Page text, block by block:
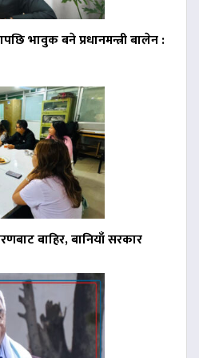
भावुक बने प्रधानमन्त्री बालेन :
बाहिर, बानियाँ सरकार